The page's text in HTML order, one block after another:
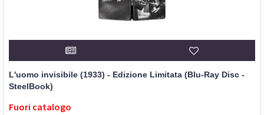
L'uomo invisibile (1933) - Edizione Limitata (Blu-Ray Disc -
SteelBook)
Fuori catalogo